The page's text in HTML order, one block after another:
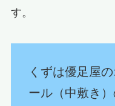
す。
くずは優足屋
ール（中敷き